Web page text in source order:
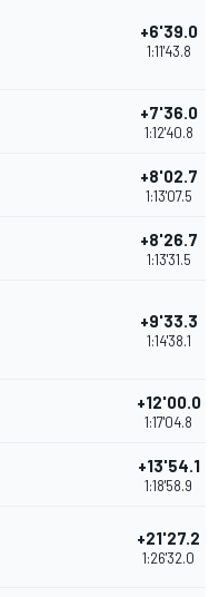
+6'39.0
1:11'43.8
+7'36.0
1:12'40.8
+8'02.7
1:13'07.5
+8'26.7
1:13'31.5
+9'33.3
1:14'38.1
+12'00.0
1:17'04.8
+13'54.1
1:18'58.9
+21'27.2
1:26'32.0